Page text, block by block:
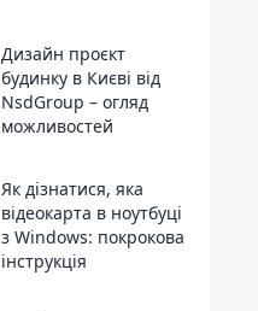
Дизайн проєкт
будинку в Києві від
NsdGroup – огляд
можливостей
Як дізнатися, яка
відеокарта в ноутбуці
з Windows: покрокова
інструкція